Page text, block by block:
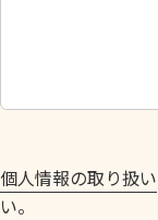
だ
い
。
個人情報の取り扱い
い。